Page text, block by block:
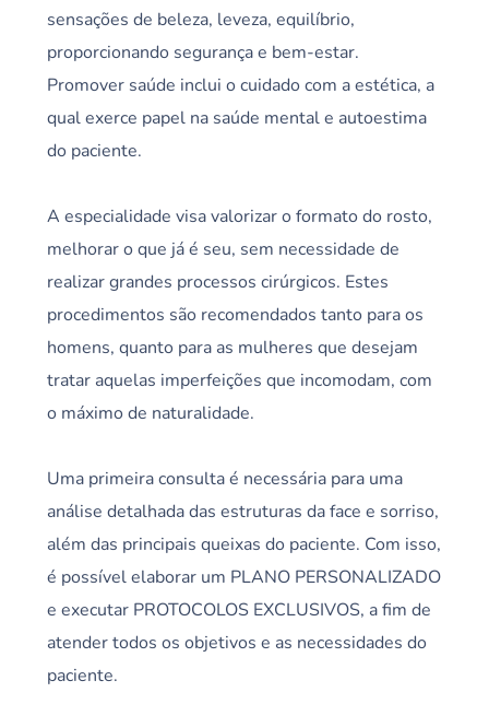
sensações de beleza, leveza, equilíbrio,
proporcionando segurança e bem-estar.
Promover saúde inclui o cuidado com a estética, a
qual exerce papel na saúde mental e autoestima
do paciente.
A especialidade visa valorizar o formato do rosto,
melhorar o que já é seu, sem necessidade de
realizar grandes processos cirúrgicos. Estes
procedimentos são recomendados tanto para os
homens, quanto para as mulheres que desejam
tratar aquelas imperfeições que incomodam, com
o máximo de naturalidade.
Uma primeira consulta é necessária para uma
análise detalhada das estruturas da face e sorriso,
além das principais queixas do paciente. Com isso,
é possível elaborar um PLANO PERSONALIZADO
e executar PROTOCOLOS EXCLUSIVOS, a fim de
atender todos os objetivos e as necessidades do
paciente.